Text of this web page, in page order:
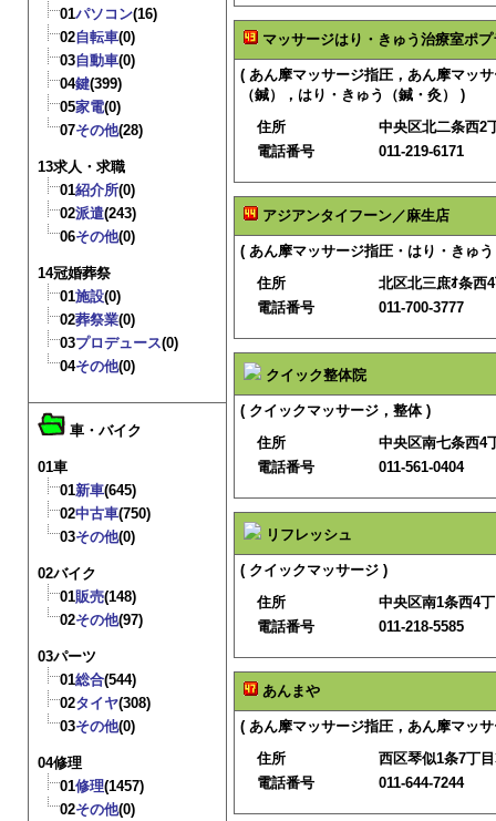
01パソコン(16)
02自転車(0)
03自動車(0)
04鍵(399)
05家電(0)
07その他(28)
13求人・求職
01紹介所(0)
02派遣(243)
06その他(0)
14冠婚葬祭
01施設(0)
02葬祭業(0)
03プロデュース(0)
04その他(0)
車・バイク
01車
01新車(645)
02中古車(750)
03その他(0)
02バイク
01販売(148)
02その他(97)
03パーツ
01総合(544)
02タイヤ(308)
03その他(0)
04修理
01修理(1457)
02その他(0)
マッサージはり・きゅう治療室ポプ
( あん摩マッサージ指圧，あん摩マッ
（鍼），はり・きゅう（鍼・灸） )
住所
中央区北二条西2
電話番号
011-219-6171
アジアンタイフーン／麻生店
( あん摩マッサージ指圧・はり・きゅ
住所
北区北三庶ｵ条西
電話番号
011-700-3777
クイック整体院
( クイックマッサージ，整体 )
住所
中央区南七条西4
電話番号
011-561-0404
リフレッシュ
( クイックマッサージ )
住所
中央区南1条西4
電話番号
011-218-5585
あんまや
( あん摩マッサージ指圧，あん摩マッ
住所
西区琴似1条7丁
電話番号
011-644-7244